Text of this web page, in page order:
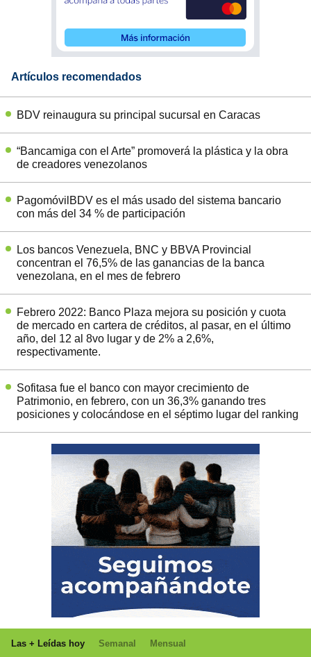
Artículos recomendados
BDV reinaugura su principal sucursal en Caracas
“Bancamiga con el Arte” promoverá la plástica y la obra
de creadores venezolanos
PagomóvilBDV es el más usado del sistema bancario
con más del 34 % de participación
Los bancos Venezuela, BNC y BBVA Provincial
concentran el 76,5% de las ganancias de la banca
venezolana, en el mes de febrero
Febrero 2022: Banco Plaza mejora su posición y cuota
de mercado en cartera de créditos, al pasar, en el último
año, del 12 al 8vo lugar y de 2% a 2,6%,
respectivamente.
Sofitasa fue el banco con mayor crecimiento de
Patrimonio, en febrero, con un 36,3% ganando tres
posiciones y colocándose en el séptimo lugar del ranking
Las + Leídas hoy Semanal Mensual